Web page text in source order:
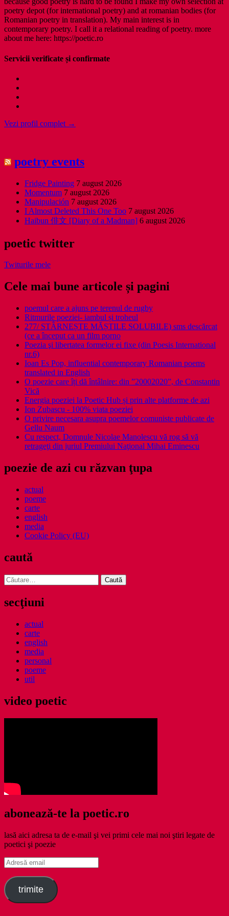
poetry depot (for international poetry) and at romanian bodies (for
Romanian poetry in translation). My main interest is in
contemporary poetry. I call it a relational reading of poetry. more
about me here: https://poetic.ro
Servicii verificate și confirmate
Vezi profil complet →
poetry events
Fridge Painting 7 august 2026
Momentum 7 august 2026
Manipulación 7 august 2026
I Almost Deleted This One Too 7 august 2026
Haibun 俳文 [Diary of a Madman] 6 august 2026
poetic twitter
Twiturile mele
Cele mai bune articole și pagini
poemul care a ajuns pe terenul de rugby
Ritmurile poeziei- iambul și troheul
277/ STÂRNEȘTE MĂȘTILE SOLUBILE) sms descărcat
(ce a început ca un film porno
Poezia şi libertatea formelor ei fixe (din Poesis International
nr.6)
Ioan Es Pop, influential contemporary Romanian poems
translated in English
O poezie care îți dă întâlnire: din ”20002020”, de Constantin
Vică
Energia poeziei la Poetic Hub și prin alte platforme de azi
Ion Zubascu - 100% viata poeziei
O privire necesara asupra poemelor comuniste publicate de
Gellu Naum
Cu respect, Domnule Nicolae Manolescu vă rog să vă
retrageţi din juriul Premiului Naţional Mihai Eminescu
poezie de azi cu răzvan ţupa
actual
poeme
carte
english
media
Cookie Policy (EU)
caută
Caută
după:
secţiuni
actual
carte
english
media
personal
poeme
util
video poetic
abonează-te la poetic.ro
lasă aici adresa ta de e-mail şi vei primi cele mai noi ştiri legate de
poetici şi poezie
Adresă
email
trimite